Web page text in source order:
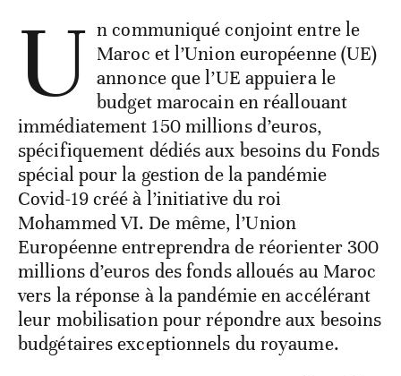
U n communiqué conjoint entre le
Maroc et l’Union européenne (UE)
annonce que l’UE appuiera le
budget marocain en réallouant
immédiatement 150 millions d’euros,
spécifiquement dédiés aux besoins du Fonds
spécial pour la gestion de la pandémie
Covid-19 créé à l’initiative du roi
Mohammed VI. De même, l’Union
Européenne entreprendra de réorienter 300
millions d’euros des fonds alloués au Maroc
vers la réponse à la pandémie en accélérant
leur mobilisation pour répondre aux besoins
budgétaires exceptionnels du royaume.